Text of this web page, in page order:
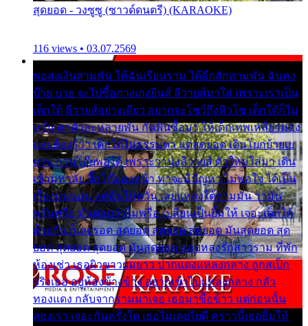
สุดยอด - วงซูซู (ซาวด์ดนตรี) (KARAOKE)
116 views • 03.07.2569
พ่อส่งเงินสามพัน ให้ฉันเรียนราม ได้อีกสักสามพัน ฉันคง
บ๊าย บาย จะไปซื้อกางเกงยีนส์ ลีวายส์มาใส่ เพราะเราเป็น
เด็กใต้ ลีวายส์อย่างเดียว อยากจะโชว์ถึงหิวโซ เด็กใต้ก็ไม่
หวั่น ตกตัวละหลายพัน กัดฟันซื้อมา ให้เด็กเทพเหลียวมอง
และต้องรู้ว่า เด็กใต้ไม่ธรรมดา แต่สุดยอด เดินโยกย้ายเย
ยวน กวนโอ๊ยพอได้ เพราะว่านุ่งลีวายส์ ตัวใหม่ใส่มา เดิน
เข้ามหาลัย จิ๊กโก๊มองหน้า ท่าจะมีปัญหา ไม่พอใจ ได้เป็น
เรื่องแน่นอน แต่ฉันไม่หวั่น เลยแหลงใต้ถามมัน ว่ามัน
พรั่นพรือ มันตอบว่าไม่พรื่อ เปลี่ยนเป็นยิ้มให้ เจอะเด็กใต้
ด้วยกัน ก็เลยรอด สุดยอด สุดยอด สุดยอด มันสุดยอด สุด
ยอด สุดยอด สุดยอด มันสุดยอด แอบหลงรักสาวราม ที่พัก
ห้องเช่า เธอผิวขาวผมยาว ปากแดงแหลงกลาง ถูกสเป็ก
จริงเธอ อยู่ห้องข้างข้าง อยากเข้าไปแหลงกลาง กลัว
ทองแดง กลับจากรามมาเจอ เธอมาซื้อข้าว แต่ก่อนนั้น
สองเรา เจอะกันครั้งใด เธอไม่เคยไยดี คราวนี้เธอยิ้มให้